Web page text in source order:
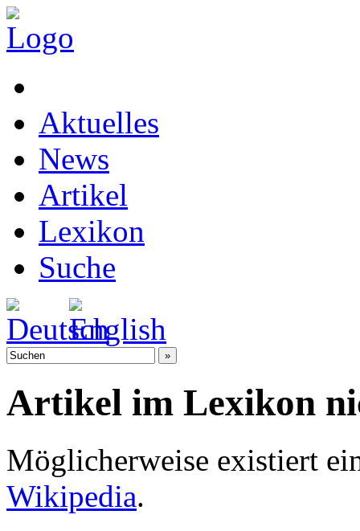
Aktuelles
News
Artikel
Lexikon
Suche
Artikel im Lexikon
Möglicherweise existiert
Wikipedia.